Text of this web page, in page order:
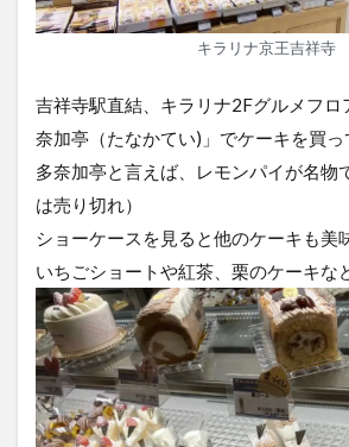
キラリナ京王吉祥寺
吉祥寺駅直結、キラリナ2Fグルメフロ
奈加亭（たなかてい)」でケーキを買っ
多奈加亭と言えば、レモンパイが名物
は売り切れ）
ショーケースを見ると他のケーキも美
いちごショートや紅茶、栗のケーキな